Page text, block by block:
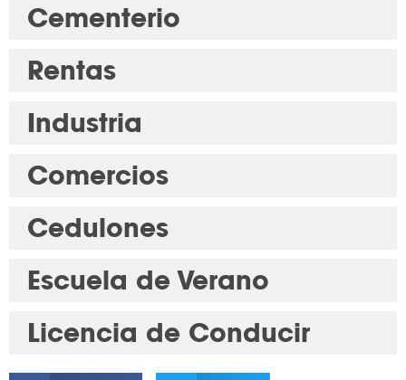
Cementerio
Rentas
Industria
Comercios
Cedulones
Escuela de Verano
Licencia de Conducir